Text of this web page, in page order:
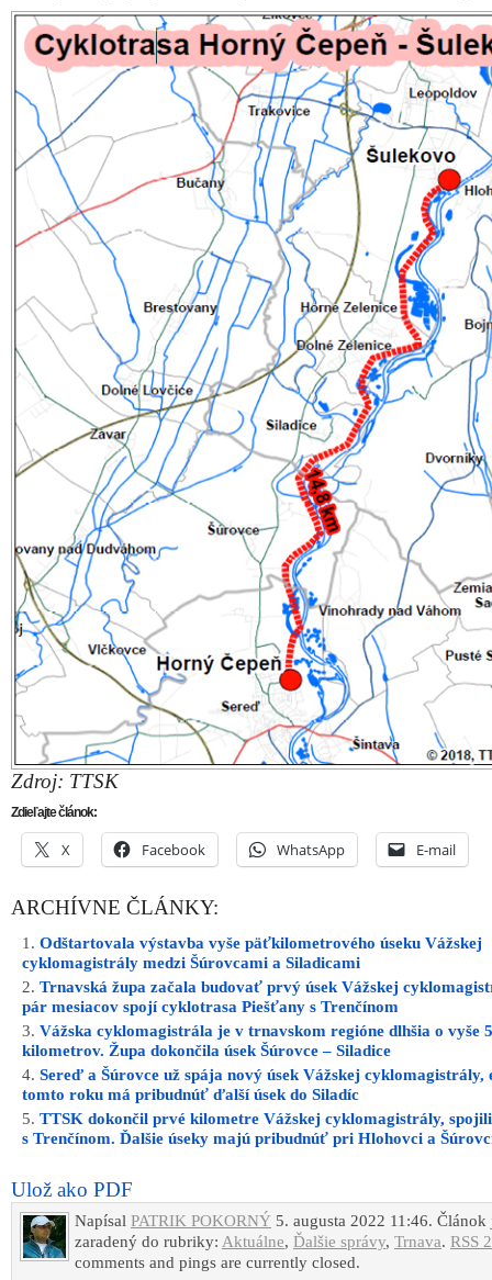
Zdroj: TTSK
Zdieľajte článok:
X Facebook WhatsApp E-mail
ARCHÍVNE ČLÁNKY:
Odštartovala výstavba vyše päťkilometrového úseku Vážskej
cyklomagistrály medzi Šúrovcami a Siladicami
Trnavská župa začala budovať prvý úsek Vážskej
pár mesiacov spojí cyklotrasa Piešťany s Trenčínom
Vážska cyklomagistrála je v trnavskom regióne dlhšia o vyše 5
kilometrov. Župa dokončila úsek Šúrovce – Siladice
Sereď a Šúrovce už spája nový úsek Vážskej cyklomagistrály,
tomto roku má pribudnúť ďalší úsek do Siladíc
TTSK dokončil prvé kilometre Vážskej cyklomagistrály,
s Trenčínom. Ďalšie úseky majú pribudnúť pri Hlohovci a
Ulož ako PDF
Napísal PATRIK POKORNÝ 5. augusta 2022 11:46. Článok
zaradený do rubriky: Aktuálne, Ďalšie správy, Trnava. RSS
comments and pings are currently closed.